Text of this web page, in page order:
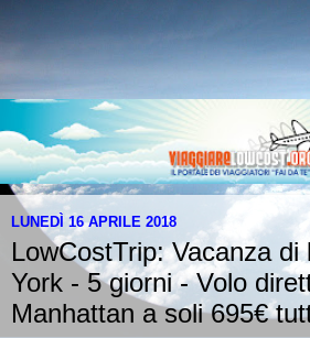
LUNEDÌ 16 APRILE 2018
LowCostTrip: Vacanza di
York - 5 giorni - Volo
Manhattan a soli 695€